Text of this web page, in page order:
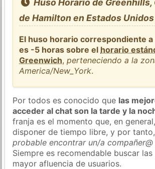
Huso Horario de Greenhills,
de Hamilton en Estados Unidos
El huso horario correspondiente
es -5 horas sobre el horario
Greenwich,perteneciendo a la
America/New_York.
Por todos es conocido que las
acceder al chat son la tarde y la
franja es el momento que, en
disponer de tiempo libre, y por
probable encontrar un/a
Siempre es recomendable buscar
mayor afluencia de usuarios.